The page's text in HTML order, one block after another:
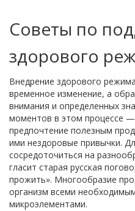
Советы по
здорового
Внедрение здорового
временное изменение, а
внимания и определенных
моментов в этом процессе —
предпочтение полезным
ими нездоровые привычки.
сосредоточиться на
гласит старая русская
прожить». Многообразие
организм всеми
микроэлементами.